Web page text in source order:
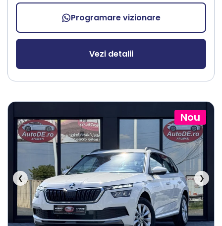
Programare vizionare
Vezi detalii
Nou
❮ ❯